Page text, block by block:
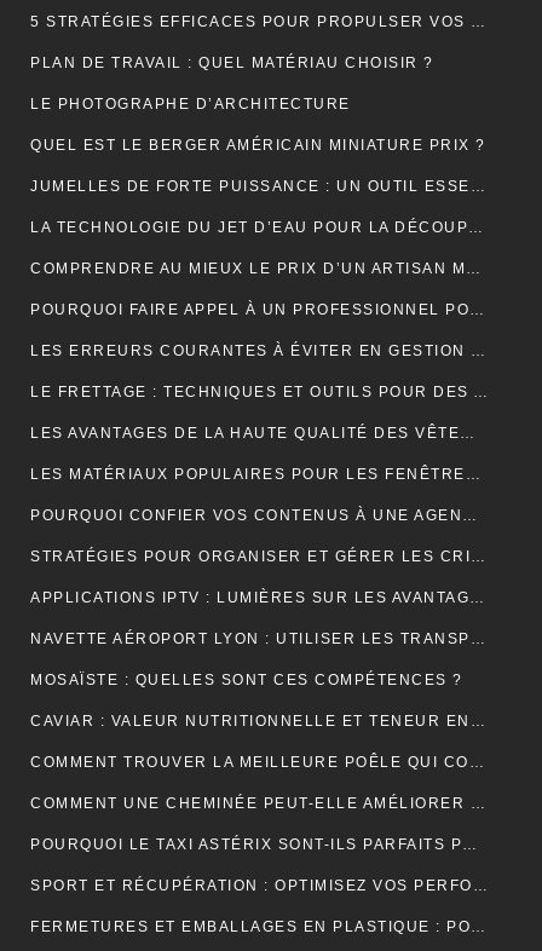
5 STRATÉGIES EFFICACES POUR PROPULSER VOS VENTES EN LIGNE
PLAN DE TRAVAIL : QUEL MATÉRIAU CHOISIR ?
LE PHOTOGRAPHE D’ARCHITECTURE
QUEL EST LE BERGER AMÉRICAIN MINIATURE PRIX ?
JUMELLES DE FORTE PUISSANCE : UN OUTIL ESSENTIEL POUR LE CAMPING
LA TECHNOLOGIE DU JET D’EAU POUR LA DÉCOUPE DES MATÉRIAUX SOLIDES
COMPRENDRE AU MIEUX LE PRIX D’UN ARTISAN MAÇON
POURQUOI FAIRE APPEL À UN PROFESSIONNEL POUR LE DÉBOUCHAGE TOILETTE YVELINES ?
LES ERREURS COURANTES À ÉVITER EN GESTION LOCATIVE ET COMMENT LES PRÉVENIR AVEC UN OUTIL EN LIGNE
LE FRETTAGE : TECHNIQUES ET OUTILS POUR DES ASSEMBLAGES PARFAITS
LES AVANTAGES DE LA HAUTE QUALITÉ DES VÊTEMENTS DE SPORT
LES MATÉRIAUX POPULAIRES POUR LES FENÊTRES DE TOIT : AVANTAGES ET INCONVÉNIENTS
POURQUOI CONFIER VOS CONTENUS À UNE AGENCE DE RÉDACTION ? LA CLÉ DU SUCCÈS EN LIGNE
STRATÉGIES POUR ORGANISER ET GÉRER LES CRISES DANS UNE ENTREPRISE
APPLICATIONS IPTV : LUMIÈRES SUR LES AVANTAGES DE LEUR UTILISATION
NAVETTE AÉROPORT LYON : UTILISER LES TRANSPORTS PUBLICS ET TAXIS
MOSAÏSTE : QUELLES SONT CES COMPÉTENCES ?
CAVIAR : VALEUR NUTRITIONNELLE ET TENEUR EN SODIUM
COMMENT TROUVER LA MEILLEURE POÊLE QUI CONVIENT À VOTRE MAISON ?
COMMENT UNE CHEMINÉE PEUT-ELLE AMÉLIORER LE CONFORT ET L’ESTHÉTIQUE DE VOTRE MAISON ?
POURQUOI LE TAXI ASTÉRIX SONT-ILS PARFAITS POUR LES TOURISTES ?
SPORT ET RÉCUPÉRATION : OPTIMISEZ VOS PERFORMANCES AVEC LES HUILES CBD À PARIS
FERMETURES ET EMBALLAGES EN PLASTIQUE : POUR UNE PROTECTION OPTIMALE DE VOS PRODUITS